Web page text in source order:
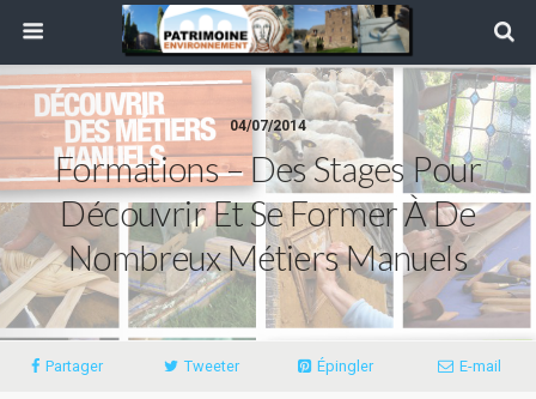
04/07/2014
Formations – Des Stages Pour
Découvrir Et Se Former À De
Nombreux Métiers Manuels
Partager Tweeter Épingler E-mail